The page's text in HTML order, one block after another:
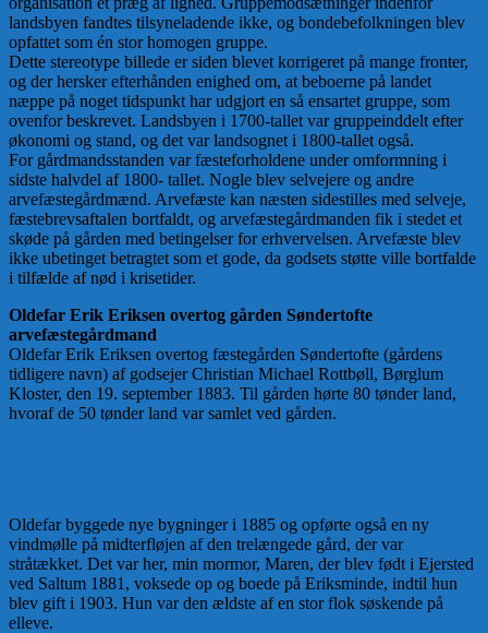
landsbyen fandtes tilsyneladende ikke, og bondebefolkningen blev
opfattet som én stor homogen gruppe.
Dette stereotype billede er siden blevet korrigeret på mange fronter,
og der hersker efterhånden enighed om, at beboerne på landet
næppe på noget tidspunkt har udgjort en så ensartet gruppe, som
ovenfor beskrevet. Landsbyen i 1700-tallet var gruppeinddelt efter
økonomi og stand, og det var landsognet i 1800-tallet også.
For gårdmandsstanden var fæsteforholdene under omformning i
sidste halvdel af 1800- tallet. Nogle blev selvejere og andre
arvefæstegårdmænd. Arvefæste kan næsten sidestilles med selveje,
fæstebrevsaftalen bortfaldt, og arvefæstegårdmanden fik i stedet et
skøde på gården med betingelser for erhvervelsen. Arvefæste blev
ikke ubetinget betragtet som et gode, da godsets støtte ville bortfalde
i tilfælde af nød i krisetider.
Oldefar Erik Eriksen overtog gården Søndertofte
arvefæstegårdmand
Oldefar Erik Eriksen overtog fæstegården Søndertofte (gårdens
tidligere navn) af godsejer Christian Michael Rottbøll, Børglum
Kloster, den 19. september 1883. Til gården hørte 80 tønder land,
hvoraf de 50 tønder land var samlet ved gården.
Oldefar byggede nye bygninger i 1885 og opførte også en ny
vindmølle på midterfløjen af den trelængede gård, der var
stråtækket. Det var her, min mormor, Maren, der blev født i Ejersted
ved Saltum 1881, voksede op og boede på Eriksminde, indtil hun
blev gift i 1903. Hun var den ældste af en stor flok søskende på
elleve.